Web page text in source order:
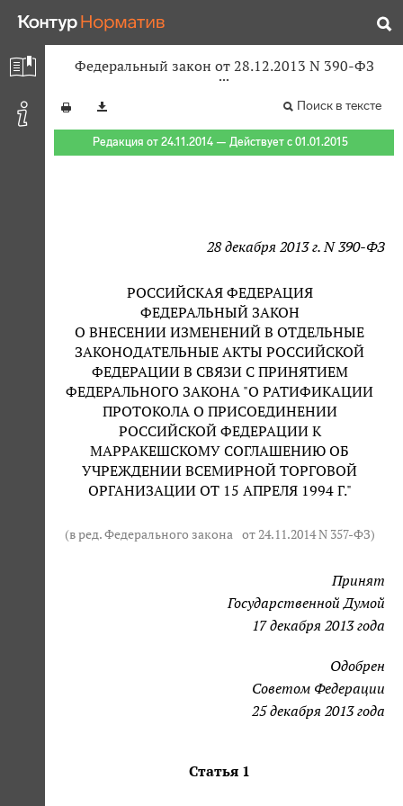
Федеральный закон от 28.12.2013 N 390-ФЗ
Поиск в тексте
Редакция от 24.11.2014 — Действует с 01.01.2015
28 декабря 2013 г. N 390-ФЗ
РОССИЙСКАЯ ФЕДЕРАЦИЯ
ФЕДЕРАЛЬНЫЙ ЗАКОН
О ВНЕСЕНИИ ИЗМЕНЕНИЙ В ОТДЕЛЬНЫЕ
ЗАКОНОДАТЕЛЬНЫЕ АКТЫ РОССИЙСКОЙ
ФЕДЕРАЦИИ В СВЯЗИ С ПРИНЯТИЕМ
ФЕДЕРАЛЬНОГО ЗАКОНА "О РАТИФИКАЦИИ
ПРОТОКОЛА О ПРИСОЕДИНЕНИИ
РОССИЙСКОЙ ФЕДЕРАЦИИ К
МАРРАКЕШСКОМУ СОГЛАШЕНИЮ ОБ
УЧРЕЖДЕНИИ ВСЕМИРНОЙ ТОРГОВОЙ
ОРГАНИЗАЦИИ ОТ 15 АПРЕЛЯ 1994 Г."
(в ред. Федерального закона от 24.11.2014 N 357-ФЗ)
Принят
Государственной Думой
17 декабря 2013 года
Одобрен
Советом Федерации
25 декабря 2013 года
Статья 1